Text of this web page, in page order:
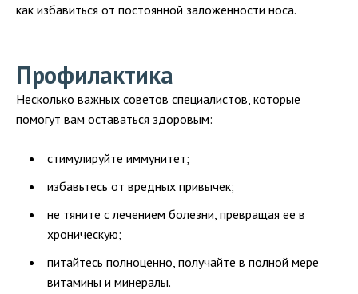
как избавиться от постоянной заложенности носа.
Профилактика
Несколько важных советов специалистов, которые
помогут вам оставаться здоровым:
стимулируйте иммунитет;
избавьтесь от вредных привычек;
не тяните с лечением болезни, превращая ее в
хроническую;
питайтесь полноценно, получайте в полной мере
витамины и минералы.